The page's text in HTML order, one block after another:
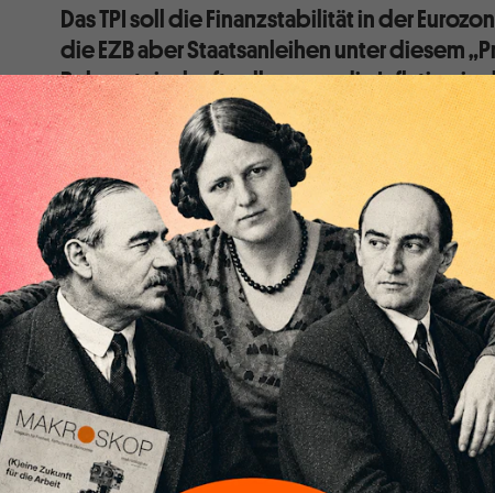
Das TPI soll die Finanzstabilität in der
die EZB aber Staatsanleihen unter diesem
Bekenntnis „kraftvoll gegen die Inflation in
zu wollen, infrage gestellt. Wetten auf
daher Ausdruck einer rationalen Erwartung:
der Inflationshysterie geopfert werden.
Im Kampf gegen die Inflation hat die EZB die
diesem Zusammenhang angekündigt, ihre
Liest man allerdings das Kleingedruckte, dann zeigt
„Einstellung“ nicht die Rede sein kann. Weiterhin
Notfallankaufprogramm (Pandemic Emergency
Staatsanleiheankäufe getätigt. Lediglich ihr Umfang
Summe der Erlöse aus der planmäßigen
Bilanz.
Die EZB macht ihren Job - aber schlecht